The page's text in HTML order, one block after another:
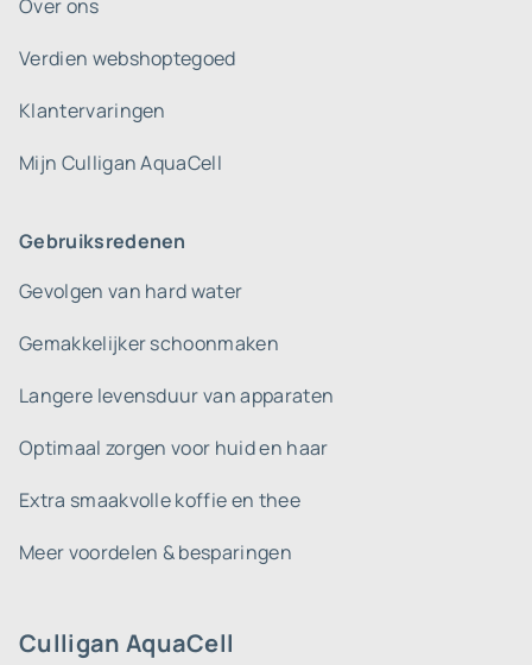
Culligan AquaCell
Over ons
Verdien webshoptegoed
Klantervaringen
Mijn Culligan AquaCell
Gebruiksredenen
Gevolgen van hard water
Gemakkelijker schoonmaken
Langere levensduur van apparaten
Optimaal zorgen voor huid en haar
Extra smaakvolle koffie en thee
Meer voordelen & besparingen